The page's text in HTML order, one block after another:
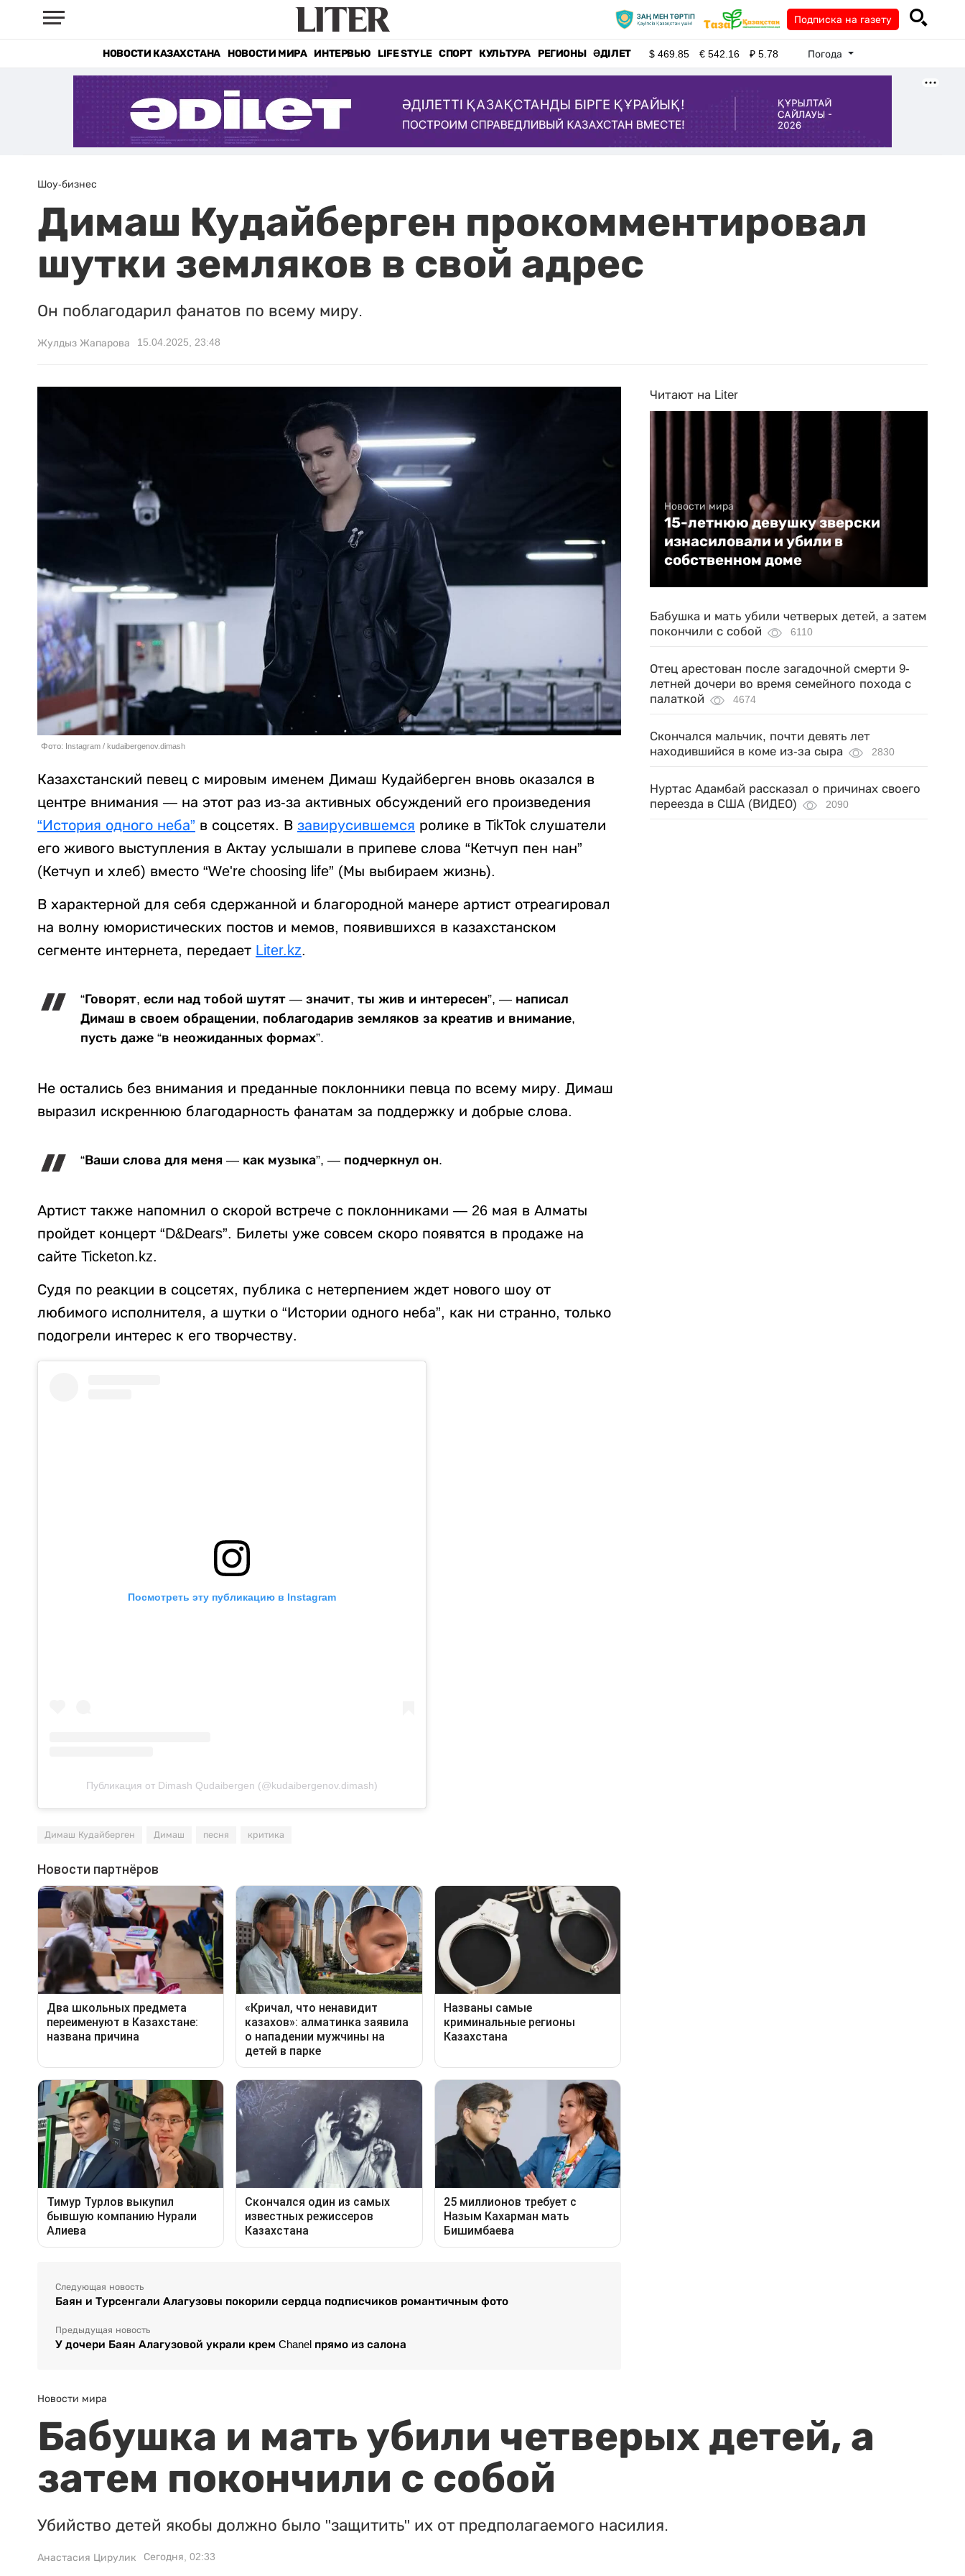
Подписка на газету
НОВОСТИ КАЗАХСТАНА НОВОСТИ МИРА ИНТЕРВЬЮ LIFE STYLE СПОРТ КУЛЬТУРА РЕГИОНЫ ӘДІЛЕТ $469.85 €542.16 ₽5.78 Погода
Шоу-бизнес
Димаш Кудайберген прокомментировал
шутки земляков в свой адрес
Он поблагодарил фанатов по всему миру.
Жулдыз Жапарова 15.04.2025, 23:48
Фото: Instagram / kudaibergenov.dimash
Казахстанский певец с мировым именем Димаш Кудайберген вновь оказался в
центре внимания — на этот раз из-за активных обсуждений его произведения
“История одного неба” в соцсетях. В завирусившемся ролике в TikTok слушатели
его живого выступления в Актау услышали в припеве слова “Кетчуп пен нан”
(Кетчуп и хлеб) вместо “We're choosing life” (Мы выбираем жизнь).
В характерной для себя сдержанной и благородной манере артист отреагировал
на волну юмористических постов и мемов, появившихся в казахстанском
сегменте интернета, передает Liter.kz.
“Говорят, если над тобой шутят — значит, ты жив и интересен”, — написал
Димаш в своем обращении, поблагодарив земляков за креатив и внимание,
пусть даже “в неожиданных формах”.
Не остались без внимания и преданные поклонники певца по всему миру. Димаш
выразил искреннюю благодарность фанатам за поддержку и добрые слова.
“Ваши слова для меня — как музыка”, — подчеркнул он.
Артист также напомнил о скорой встрече с поклонниками — 26 мая в Алматы
пройдет концерт “D&Dears”. Билеты уже совсем скоро появятся в продаже на
сайте Ticketon.kz.
Судя по реакции в соцсетях, публика с нетерпением ждет нового шоу от
любимого исполнителя, а шутки о “Истории одного неба”, как ни странно, только
подогрели интерес к его творчеству.
Посмотреть эту публикацию в Instagram
Публикация от Dimash Qudaibergen (@kudaibergenov.dimash)
Димаш Кудайберген Димаш песня критика
Следующая новость
Баян и Турсенгали Алагузовы покорили сердца подписчиков романтичным фото
Предыдущая новость
У дочери Баян Алагузовой украли крем Chanel прямо из салона
Читают на Liter
Новости мира
15-летнюю девушку зверски
изнасиловали и убили в
собственном доме
Бабушка и мать убили четверых детей, а затем
покончили с собой
6110
Отец арестован после загадочной смерти 9-
летней дочери во время семейного похода с
палаткой
4674
Скончался мальчик, почти девять лет
находившийся в коме из-за сыра
2830
Нуртас Адамбай рассказал о причинах своего
переезда в США (ВИДЕО)
2090
Новости мира
Бабушка и мать убили четверых детей, а
затем покончили с собой
Убийство детей якобы должно было "защитить" их от предполагаемого насилия.
Анастасия Цирулик Сегодня, 02:33